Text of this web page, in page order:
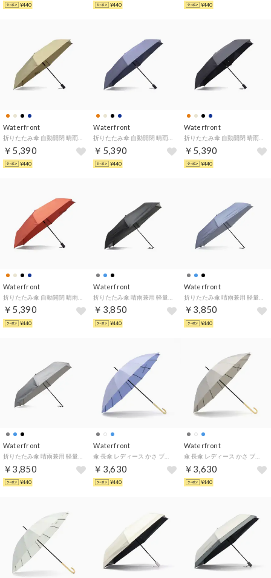
¥440 ¥440 ¥440
Waterfront
￥5,390
¥440
Waterfront
￥5,390
¥440
Waterfront
折りたたみ傘 自動開閉 晴雨兼用 軽量 コンパクト ブランド メンズ レディース ワンタッチ 折りたたみ UVカット 紫外線対策 親骨55cm クイックシャット自動開閉 55cm U355-0811 （ブラック）
￥5,390
¥440
Waterfront
￥5,390
¥440
Waterfront
￥3,850
¥440
Waterfront
折りたたみ傘 晴雨兼用 軽量 コンパクト ブランド 手開き 手動 UVカット 紫外線対策 親骨60cm 大きめ シンプル スキニーライト 60cm U360-0908 （スカイブルー）
￥3,850
¥440
Waterfront
￥3,850
¥440
Waterfront
￥3,630
¥440
Waterfront
傘 長傘 レディース かさ ブランド 撥水 晴雨兼用 晴雨兼用傘 日傘 UVカット 雨傘 耐風 16本骨 グラスファイバー 手動 上品 UVカット 16K花びらき 55cm U155-0882 （トープ）
￥3,630
¥440